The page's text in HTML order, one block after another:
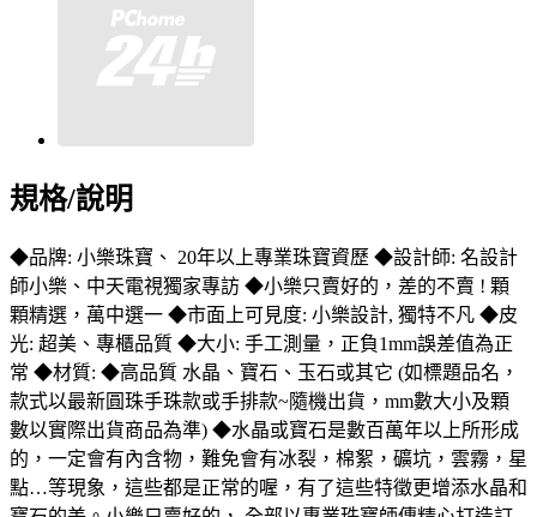
規格/說明
◆品牌: 小樂珠寶、 20年以上專業珠寶資歷 ◆設計師: 名設計
師小樂、中天電視獨家專訪 ◆小樂只賣好的，差的不賣 ! 顆
顆精選，萬中選一 ◆市面上可見度: 小樂設計, 獨特不凡 ◆皮
光: 超美、專櫃品質 ◆大小: 手工測量，正負1mm誤差值為正
常 ◆材質: ◆高品質 水晶、寶石、玉石或其它 (如標題品名，
款式以最新圓珠手珠款或手排款~隨機出貨，mm數大小及顆
數以實際出貨商品為準) ◆水晶或寶石是數百萬年以上所形成
的，一定會有內含物，難免會有冰裂，棉絮，礦坑，雲霧，星
點…等現象，這些都是正常的喔，有了這些特徵更增添水晶和